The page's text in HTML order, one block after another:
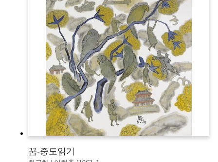
꿈-중도읽기